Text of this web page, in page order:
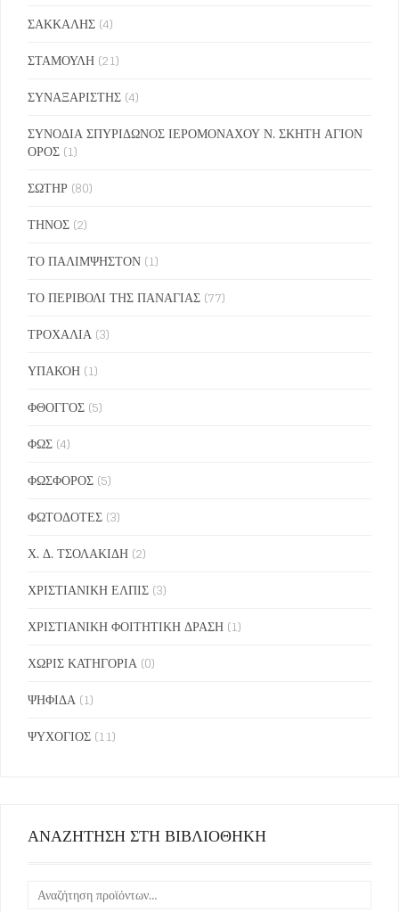
ΣΑΚΚΑΛΗΣ (4)
ΣΤΑΜΟΥΛΗ (21)
ΣΥΝΑΞΑΡΙΣΤΗΣ (4)
ΣΥΝΟΔΙΑ ΣΠΥΡΙΔΩΝΟΣ ΙΕΡΟΜΟΝΑΧΟΥ Ν. ΣΚΗΤΗ ΑΓΙΟΝ
ΟΡΟΣ (1)
ΣΩΤΗΡ (80)
ΤΗΝΟΣ (2)
ΤΟ ΠΑΛΙΜΨΗΣΤΟΝ (1)
ΤΟ ΠΕΡΙΒΟΛΙ ΤΗΣ ΠΑΝΑΓΙΑΣ (77)
ΤΡΟΧΑΛΙΑ (3)
ΥΠΑΚΟΗ (1)
ΦΘΟΓΓΟΣ (5)
ΦΩΣ (4)
ΦΩΣΦΟΡΟΣ (5)
ΦΩΤΟΔΟΤΕΣ (3)
Χ. Δ. ΤΣΟΛΑΚΙΔΗ (2)
ΧΡΙΣΤΙΑΝΙΚΗ ΕΛΠΙΣ (3)
ΧΡΙΣΤΙΑΝΙΚΗ ΦΟΙΤΗΤΙΚΗ ΔΡΑΣΗ (1)
ΧΩΡΙΣ ΚΑΤΗΓΟΡΙΑ (0)
ΨΗΦΙΔΑ (1)
ΨΥΧΟΓΙΟΣ (11)
ΑΝΑΖΗΤΗΣΗ ΣΤΗ ΒΙΒΛΙΟΘΗΚΗ